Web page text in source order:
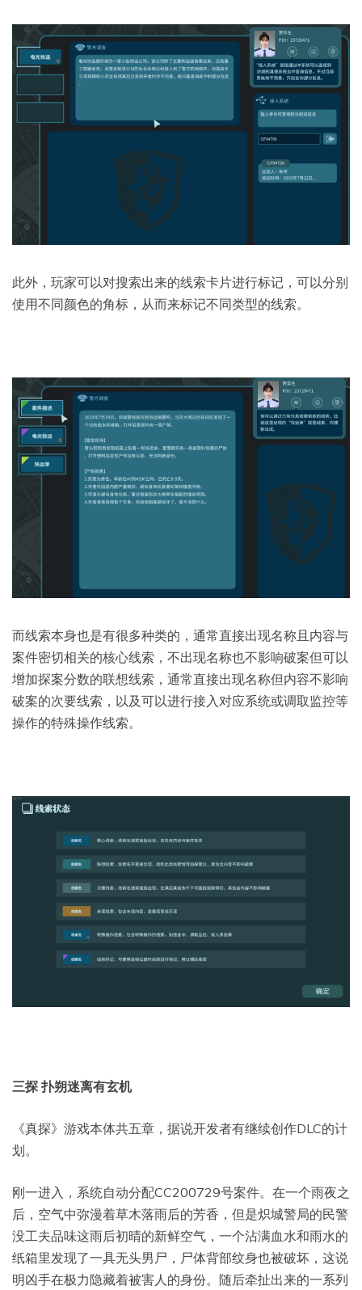
此外，玩家可以对搜索出来的线索卡片进行标记，可以分别
使用不同颜色的角标，从而来标记不同类型的线索。
而线索本身也是有很多种类的，通常直接出现名称且内容与
案件密切相关的核心线索，不出现名称也不影响破案但可以
增加探案分数的联想线索，通常直接出现名称但内容不影响
破案的次要线索，以及可以进行接入对应系统或调取监控等
操作的特殊操作线索。
三探 扑朔迷离有玄机
《真探》游戏本体共五章，据说开发者有继续创作DLC的计
划。
刚一进入，系统自动分配CC200729号案件。在一个雨夜之
后，空气中弥漫着草木落雨后的芳香，但是炽城警局的民警
没工夫品味这雨后初晴的新鲜空气，一个沾满血水和雨水的
纸箱里发现了一具无头男尸，尸体背部纹身也被破坏，这说
明凶手在极力隐藏着被害人的身份。随后牵扯出来的一系列